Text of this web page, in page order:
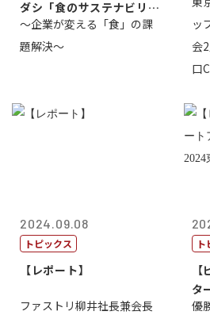
ダシ「食のサステナビリテ
ィ共創・協働...
～企業が変える「食」の課
題解決～
ッ
会
口
2024.09.08
トピックス
【レポート】
ファストリ柳井社長兼会長
ト
タ
ッ
優